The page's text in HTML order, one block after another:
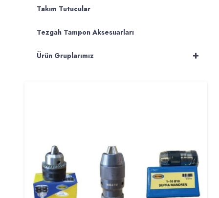
Takım Tutucular
Tezgah Tampon Aksesuarları
+
Ürün Gruplarımız